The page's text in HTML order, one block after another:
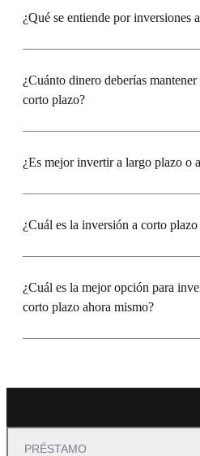
¿Qué se entiende por inversiones
¿Cuánto dinero deberías
corto plazo?
¿Es mejor invertir a largo plazo o
¿Cuál es la inversión a corto plazo
¿Cuál es la mejor opción para
corto plazo ahora mismo?
PRÉSTAMO